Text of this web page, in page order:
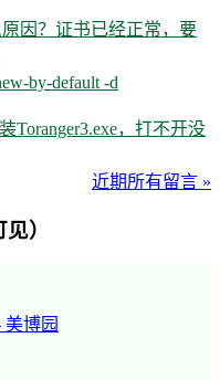
因？证书已经正常，要
by-default -d
Toranger3.exe，打不开没
近期所有留言 »
）
美博园